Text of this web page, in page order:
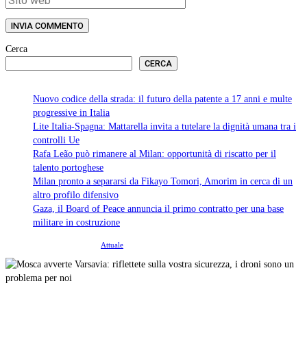
Cerca
CERCA
Nuovo codice della strada: il futuro della patente a 17 anni e multe
progressive in Italia
Lite Italia-Spagna: Mattarella invita a tutelare la dignità umana tra i
controlli Ue
Rafa Leão può rimanere al Milan: opportunità di riscatto per il
talento portoghese
Milan pronto a separarsi da Fikayo Tomori, Amorim in cerca di un
altro profilo difensivo
Gaza, il Board of Peace annuncia il primo contratto per una base
militare in costruzione
Attuale